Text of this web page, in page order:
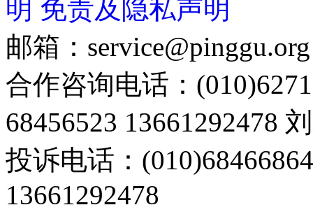
明 免责及隐私声明
邮箱：service@pinggu.org
合作咨询电话：
68456523 13661292478
投诉电话：
13661292478